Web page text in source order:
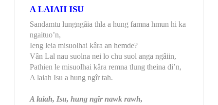
A LAIAH ISU
Sandamtu lungngâia thla a hung famna hmun hi ka
ngaituo’n,
Ieng leia misuolhai kâra an hemde?
Vân Lal nau suolna nei lo chu suol anga ngâiin,
Pathien le misuolhai kâra remna tlung theina di’n,
A laiah Isu a hung ngîr tah.
A laiah, Isu, hung ngîr nawk rawh,